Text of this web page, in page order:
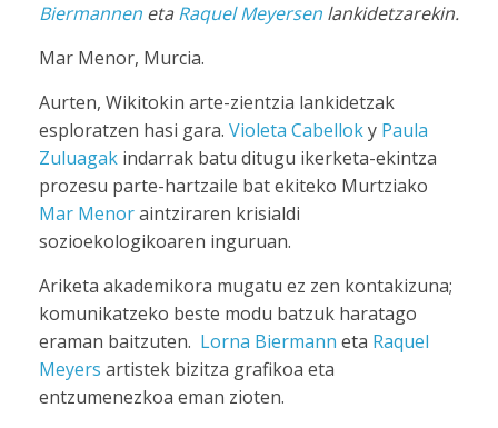
Biermanneneta Raquel Meyersenlankidetzarekin.
Mar Menor, Murcia.
Aurten, Wikitokin arte-zientzia lankidetzak
esploratzen hasi gara. Violeta Cabelloky Paula
Zuluagakindarrak batu ditugu ikerketa-ekintza
prozesu parte-hartzaile bat ekiteko Murtziako
Mar Menoraintziraren krisialdi
sozioekologikoaren inguruan.
Ariketa akademikora mugatu ez zen kontakizuna;
komunikatzeko beste modu batzuk haratago
eraman baitzuten. Lorna Biermann eta Raquel
Meyers artistek bizitza grafikoa eta
entzumenezkoa eman zioten.